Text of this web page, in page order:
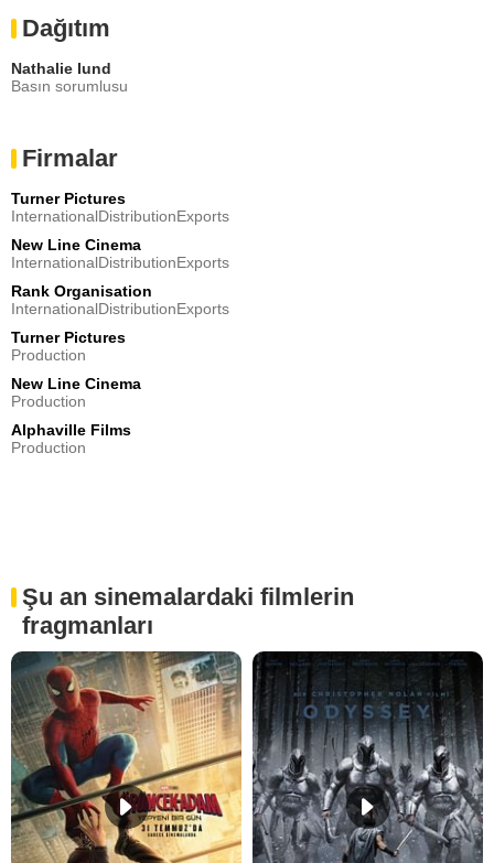
Dağıtım
Nathalie Iund
Basın sorumlusu
Firmalar
Turner Pictures
InternationalDistributionExports
New Line Cinema
InternationalDistributionExports
Rank Organisation
InternationalDistributionExports
Turner Pictures
Production
New Line Cinema
Production
Alphaville Films
Production
Şu an sinemalardaki filmlerin
fragmanları